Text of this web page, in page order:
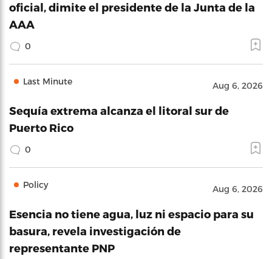
oficial, dimite el presidente de la Junta de la
AAA
0
Last Minute Aug 6, 2026
Sequía extrema alcanza el litoral sur de
Puerto Rico
0
Policy Aug 6, 2026
Esencia no tiene agua, luz ni espacio para su
basura, revela investigación de
representante PNP